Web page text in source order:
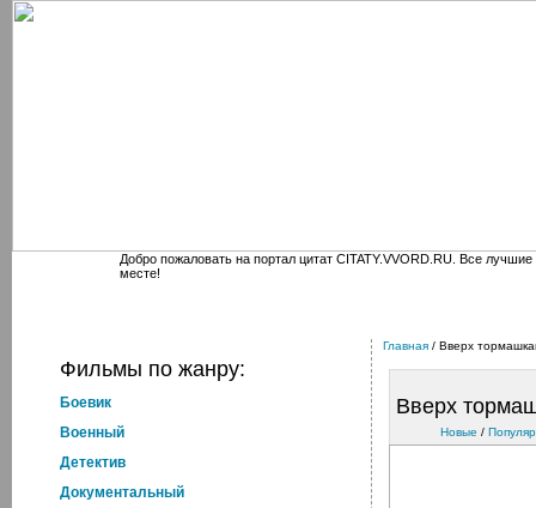
Добро пожаловать на портал цитат CITATY.VVORD.RU. Все
месте!
Фильмы по жанру:
Боевик
Военный
Детектив
Документальный
Главная / Вверх
Вверх
Новые /